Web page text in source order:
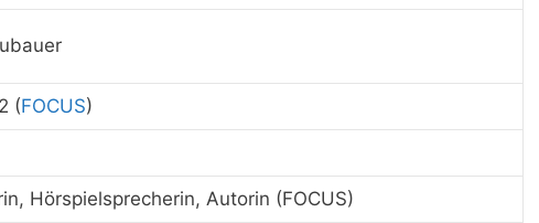
(FOCUS)
Hörspielsprecherin, Autorin (FOCUS)